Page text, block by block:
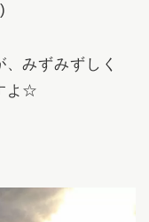
みずみずしく
よ☆